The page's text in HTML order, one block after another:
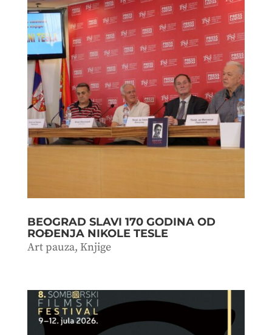
BEOGRAD SLAVI 170 GODINA OD
ROĐENJA NIKOLE TESLE
Art pauza, Knjige